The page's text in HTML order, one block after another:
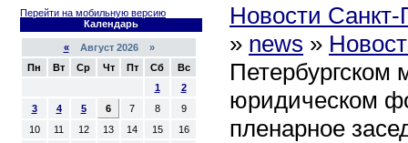
Перейти на мобильную версию
Календарь
«Август 2026 »
Пн
Вт Ср Чт Пт Сб
Вс
1
2
3
4 5 6 7 8
9
10
11 12 13 14 15
16
Новости Санкт-
» news »
Петербургском
юридическом
пленарное